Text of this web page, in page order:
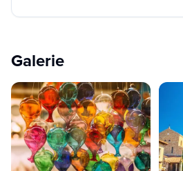
Galerie